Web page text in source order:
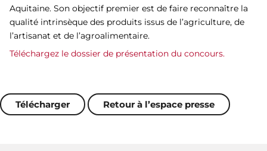
Aquitaine. Son objectif premier est de faire reconnaître la
qualité intrinsèque des produits issus de l’agriculture, de
l’artisanat et de l’agroalimentaire.
Téléchargez le dossier de présentation du concours.
Télécharger Retour à l’espace presse